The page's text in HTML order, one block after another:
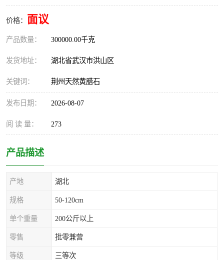
价格： 面议
产品数量： 300000.00千克
发货地址： 湖北省武汉市洪山区
关键词： 荆州天然黄腊石
发布日期： 2026-08-07
阅 读 量： 273
产品描述
产地 湖北
规格 50-120cm
单个重量 200公斤以上
零售 批零兼营
等级 三等次